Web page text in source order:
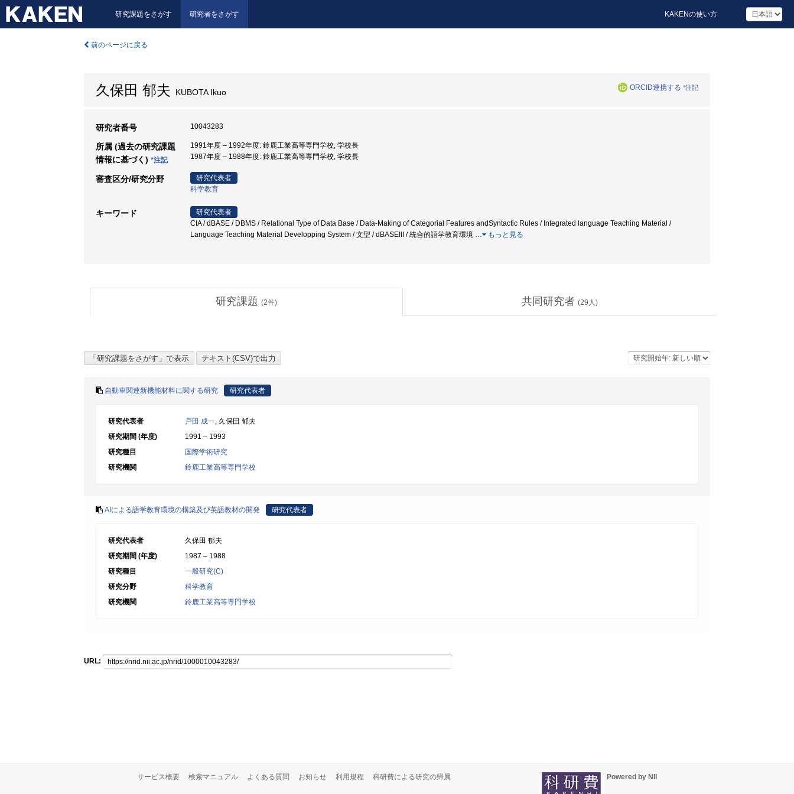
研究課題をさがす 研究者をさがす KAKENの使い方
前のページに戻る
久保田 郁夫 KUBOTA Ikuo ORCID連携する *注記
研究者番号 10043283
所属 (過去の研究課題
情報に基づく) *注記
1991年度 – 1992年度: 鈴鹿工業高等専門学校, 学校長
1987年度 – 1988年度: 鈴鹿工業高等専門学校, 学校長
審査区分/研究分野
研究代表者
科学教育
キーワード
研究代表者
CIA / dBASE / DBMS / Relational Type of Data Base / Data-Making of Categorial Features andSyntactic Rules / Integrated language Teaching Material /
Language Teaching Material Developping System / 文型 / dBASEIII / 統合的語学教育環境 … もっと見る
研究課題 (2件) 共同研究者 (29 人)
自動車関連新機能材料に関する研究 研究代表者
研究代表者 戸田 成一, 久保田 郁夫
研究期間 (年度)
1991 – 1993
研究種目
国際学術研究
研究機関
鈴鹿工業高等専門学校
AIによる語学教育環境の構築及び英語教材の開発 研究代表者
研究代表者
久保田 郁夫
研究期間 (年度)
1987 – 1988
研究種目
一般研究(C)
研究分野
科学教育
研究機関
鈴鹿工業高等専門学校
URL:
サービス概要 検索マニュアル よくある質問 お知らせ 利用規程 科研費による研究の帰属 Powered by NII